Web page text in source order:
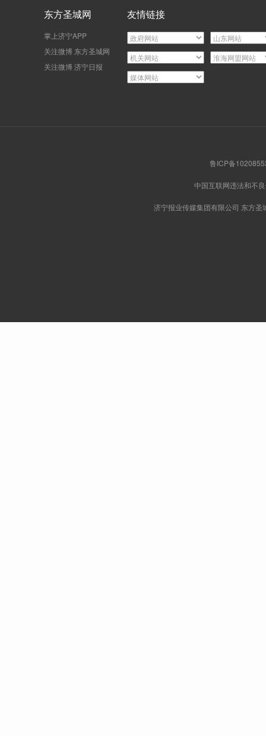
东方圣城网
掌上济宁APP
关注微博 东方圣城网
关注微博 济宁日报
友情链接
鲁ICP备
中国互联网违法和不
济宁报业传媒集团有限公司 东方